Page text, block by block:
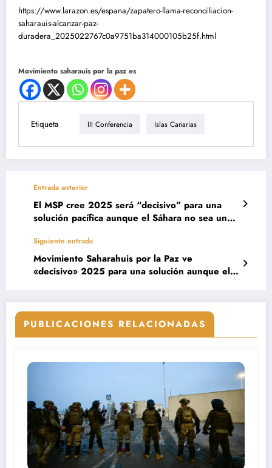
https://www.larazon.es/espana/zapatero-llama-reconciliacion-
saharauis-alcanzar-paz-
duradera_2025022767c0a9751ba314000105b25f.html
Movimiento saharauis por la paz es
Etiqueta III Conferencia Islas Canarias
Entrada anterior
El MSP cree 2025 será “decisivo” para una
solución pacífica aunque el Sáhara no sea una
Siguiente entrada
Movimiento Saharahuis por la Paz ve
«decisivo» 2025 para una solución aunque el
PUBLICACIONES RELACIONADAS